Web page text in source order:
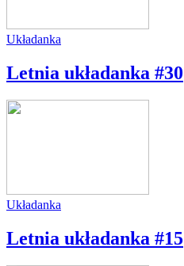
Układanka
Letnia układanka #30
Układanka
Letnia układanka #15